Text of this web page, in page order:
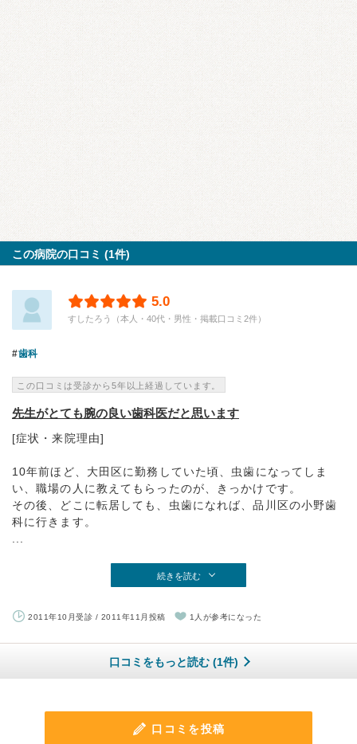
この病院の口コミ (1件)
5.0
すしたろう（本人・40代・男性・掲載口コミ2件）
歯科
この口コミは受診から5年以上経過しています。
先生がとても腕の良い歯科医だと思います
[症状・来院理由]
10年前ほど、大田区に勤務していた頃、虫歯になってしま
い、職場の人に教えてもらったのが、きっかけです。
その後、どこに転居しても、虫歯になれば、品川区の小野歯
科に行きます。
続きを読む
2011年10月受診 / 2011年11月投稿 1人が参考になった
口コミをもっと読む (1件)
口コミを投稿